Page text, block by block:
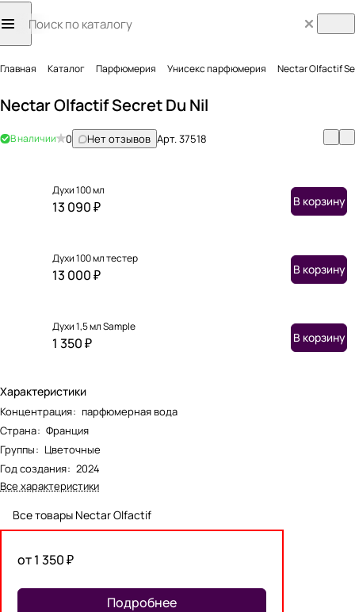
Главная Каталог Парфюмерия Унисекс парфюмерия Nectar Olfactif
Nectar Olfactif Secret Du Nil
В наличии 0 Нет отзывов Арт.37518
Духи 100 мл
13 090 ₽ В корзину
Духи 100 мл тестер
13 000 ₽ В корзину
Духи 1,5 мл Sample
1 350 ₽ В корзину
Характеристики
Концентрация: парфюмерная вода
Страна: Франция
Группы: Цветочные
Год создания: 2024
Все характеристики
Все товары Nectar Olfactif
от 1 350 ₽
Подробнее